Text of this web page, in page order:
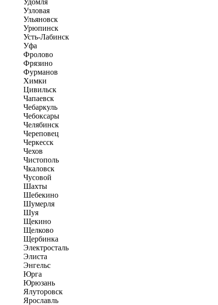
Удомля
Узловая
Ульяновск
Урюпинск
Усть-Лабинск
Уфа
Фролово
Фрязино
Фурманов
Химки
Цивильск
Чапаевск
Чебаркуль
Чебоксары
Челябинск
Череповец
Черкесск
Чехов
Чистополь
Чкаловск
Чусовой
Шахты
Шебекино
Шумерля
Шуя
Щекино
Щелково
Щербинка
Электросталь
Элиста
Энгельс
Юрга
Юрюзань
Ялуторовск
Ярославль